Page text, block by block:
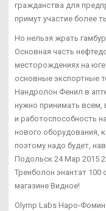
гражданства для
примут участие более
Но нельзя жрать
Основная часть
месторождениях на
основные экспортные
Нандролон Фенил в
нужно принимать всем,
и работоспособность
нового оборудования,
поэтому надо будет,
Подольск 24 Мар 2015
Тренболон энантат
магазине Видное!
Olymp Labs Наро-